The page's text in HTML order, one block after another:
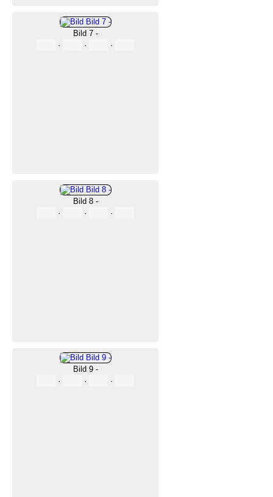
Bild 7 -
·
· ·
Bild 8 -
·
· ·
Bild 9 -
·
· ·